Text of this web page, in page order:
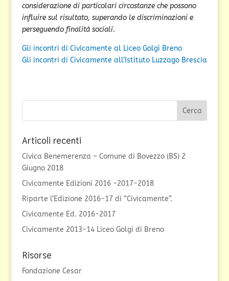
considerazione di particolari circostanze che possono
influire sul risultato, superando le discriminazioni e
perseguendo finalità sociali.
Gli incontri di Civicamente al Liceo Golgi Breno
Gli incontri di Civicamente all’Istituto Luzzago Brescia
Articoli recenti
Civica Benemerenza – Comune di Bovezzo (BS) 2
Giugno 2018
Civicamente Edizioni 2016 -2017-2018
Riparte l’Edizione 2016-17 di “Civicamente”.
Civicamente Ed. 2016-2017
Civicamente 2013-14 Liceo Golgi di Breno
Risorse
Fondazione Cesar